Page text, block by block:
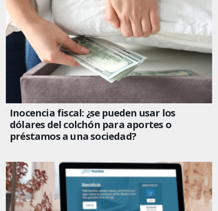
Inocencia fiscal: ¿se pueden usar los
dólares del colchón para aportes o
préstamos a una sociedad?